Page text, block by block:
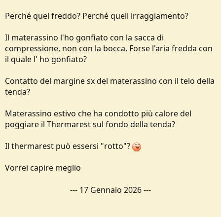
Perché quel freddo? Perché quell irraggiamento?
Il materassino l'ho gonfiato con la sacca di
compressione, non con la bocca. Forse l'aria fredda con
il quale l' ho gonfiato?
Contatto del margine sx del materassino con il telo della
tenda?
Materassino estivo che ha condotto più calore del
poggiare il Thermarest sul fondo della tenda?
Il thermarest può essersi "rotto"?
Vorrei capire meglio
--- 17 Gennaio 2026---